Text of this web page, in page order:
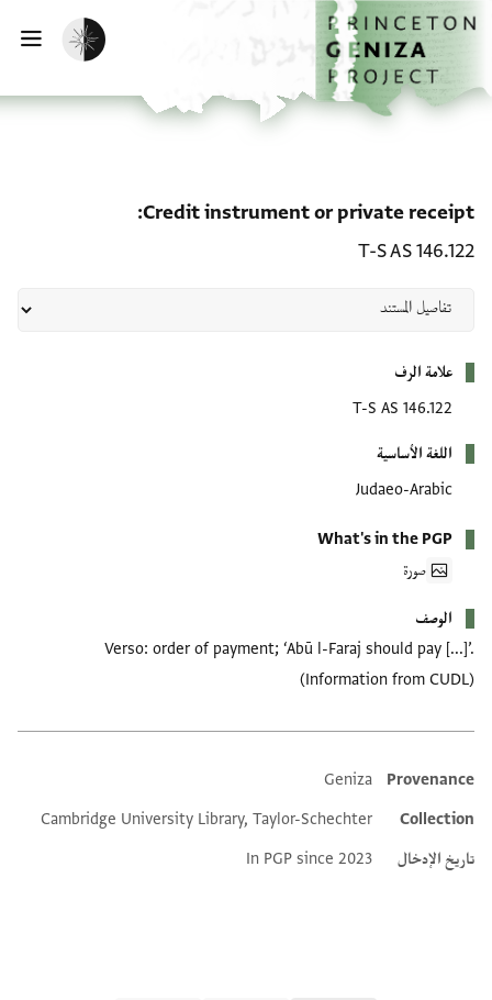
إلى المحتوى الرئيسي
الرئيسية
تفعيل الوضع المظلم
Credit instrument or private receipt
T-S AS 146.122
علامة الرف
T-S AS 146.122
اللغة الأساسية
Judaeo-Arabic
What's in the PGP
صورة
الوصف
Verso: order of payment; ‘Abū l-Faraj should pay [...]’.
(Information from CUDL)
Additional metadata
Provenance
Geniza
Collection
Cambridge University Library, Taylor-Schechter
تاريخ الإدخال
In PGP since 2023